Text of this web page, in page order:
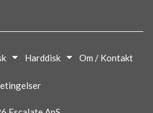
Harddisk Om / Kontakt